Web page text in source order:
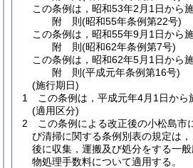
この条例は，昭和53年2月1日から施
附 則(昭和55年条例第22号)
この条例は，昭和55年9月1日から施
附 則(昭和62年条例第7号)
この条例は，昭和62年5月1日から施
附 則(平成元年条例第16号)
(施行期日)
1
この条例は，平成元年4月1日から
(適用区分)
2
この条例による改正後の小松島市
び清掃に関する条例別表の規定は
後に収集，運搬及び処分をする一
物処理手数料について適用する。